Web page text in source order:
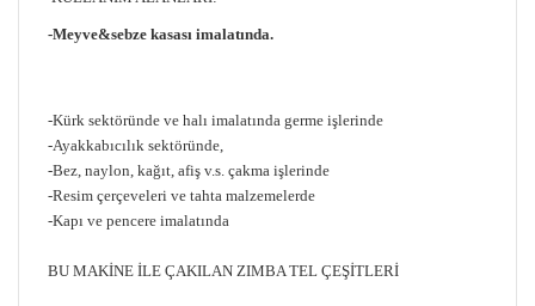
-Meyve&sebze kasası imalatında.
-Kürk sektöründe ve halı imalatında germe işlerinde
-Ayakkabıcılık sektöründe,
-Bez, naylon, kağıt, afiş v.s. çakma işlerinde
-Resim çerçeveleri ve tahta malzemelerde
-Kapı ve pencere imalatında
BU MAKİNE İLE ÇAKILAN ZIMBA TEL ÇEŞİTLERİ